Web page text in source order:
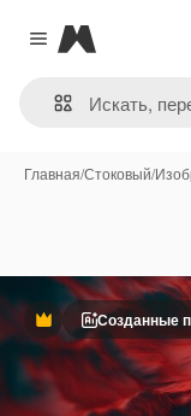
Close menu
Magnific
Главная/Стоковый/
ПремиумСозданные